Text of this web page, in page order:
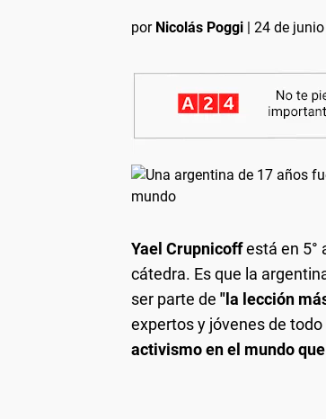
por Nicolás Poggi | 24 de
Yael Crupnicoffestá en 5°
cátedra. Es que la
ser parte de "la lección
expertos y jóvenes de
activismo en el mundo